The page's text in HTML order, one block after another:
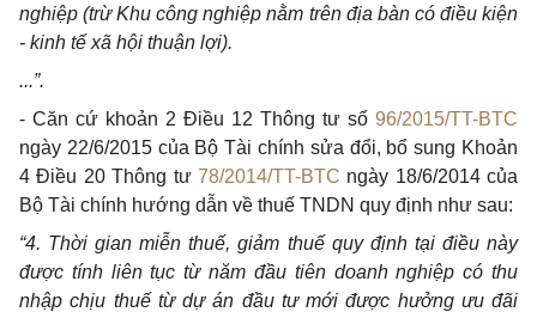
nghiệp (trừ Khu công nghiệp nằm trên địa bàn có điều kiện
- kinh tế xã hội thuận lợi).
...”.
- Căn cứ khoản 2 Điều 12 Thông tư số 96/2015/TT-BTC
ngày 22/6/2015 của Bộ Tài chính sửa đổi, bổ sung Khoản
4 Điều 20 Thông tư 78/2014/TT-BTC ngày 18/6/2014 của
Bộ Tài chính hướng dẫn về thuế TNDN quy định như sau:
“4. Thời gian miễn thuế, giảm thuế quy định tại điều này
được tính liên tục từ năm đầu tiên doanh nghiệp có thu
nhập chịu thuế từ dự án đầu tư mới được hưởng ưu đãi